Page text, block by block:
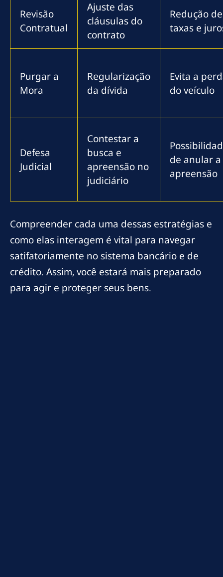
Revisão
Contratual
Ajuste das
cláusulas do
contrato
Redução de
taxas e
Purgar a
Mora
Regularização
da dívida
Evita a
do veículo
Defesa
Judicial
Contestar a
busca e
apreensão no
judiciário
de anular a
apreensão
Compreender cada uma dessas estratégias e
como elas interagem é vital para navegar
satifatoriamente no sistema bancário e de
crédito. Assim, você estará mais preparado
para agir e proteger seus bens.